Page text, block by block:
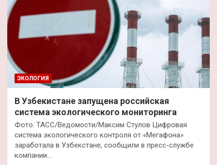
ЭКОЛОГИЯ
В Узбекистане запущена российская
система экологического мониторинга
Фото: ТАСС/Ведомости/Максим Стулов Цифровая
система экологического контроля от «Мегафона»
заработала в Узбекстане, сообщили в пресс-службе
компании.…